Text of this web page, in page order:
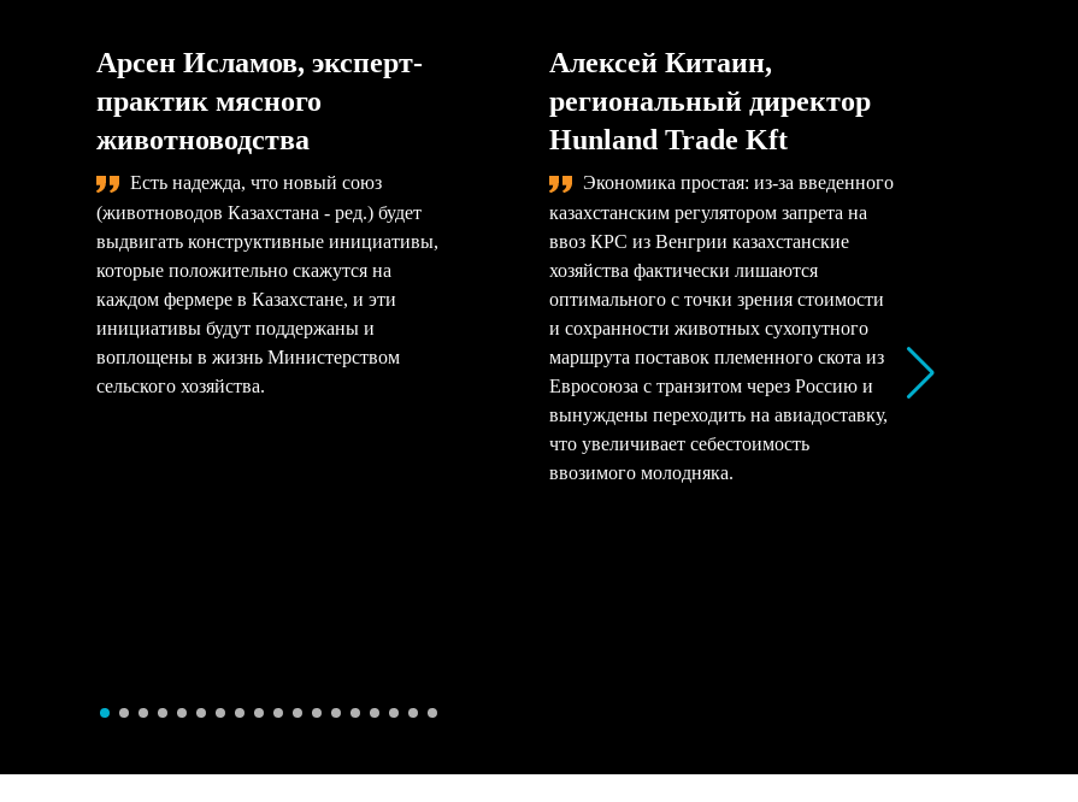
Арсен Исламов, эксперт-
практик мясного
животноводства
Есть надежда, что новый союз
(животноводов Казахстана - ред.) будет
выдвигать конструктивные инициативы,
которые положительно скажутся на
каждом фермере в Казахстане, и эти
инициативы будут поддержаны и
воплощены в жизнь Министерством
сельского хозяйства.
Алексей Китаин,
региональный директор
Hunland Trade Kft
Экономика простая: из-за введенного
казахстанским регулятором запрета на
ввоз КРС из Венгрии казахстанские
хозяйства фактически лишаются
оптимального с точки зрения стоимости
и сохранности животных сухопутного
маршрута поставок племенного скота из
Евросоюза с транзитом через Россию и
вынуждены переходить на авиадоставку,
что увеличивает себестоимость
ввозимого молодняка.